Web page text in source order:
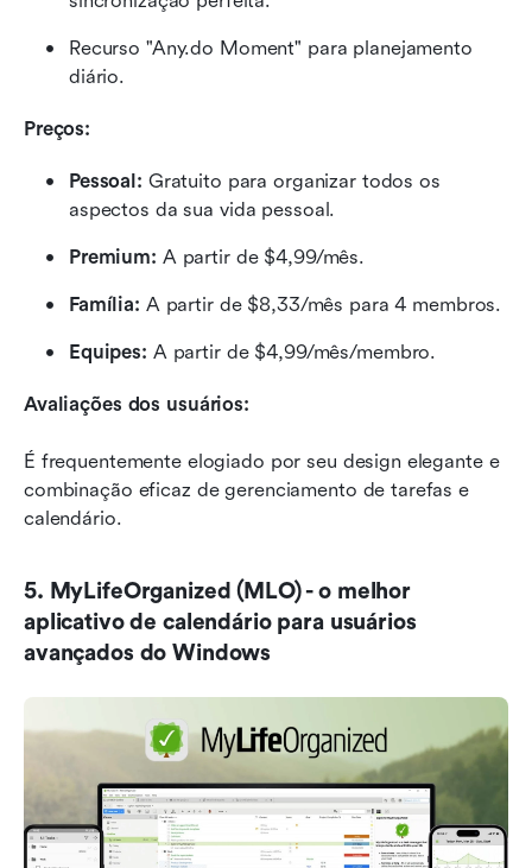
Recurso "Any.do Moment" para planejamento
diário.
Preços:
Pessoal: Gratuito para organizar todos os
aspectos da sua vida pessoal.
Premium: A partir de $4,99/mês.
Família: A partir de $8,33/mês para 4 membros.
Equipes: A partir de $4,99/mês/membro.
Avaliações dos usuários:
É frequentemente elogiado por seu design elegante e
combinação eficaz de gerenciamento de tarefas e
calendário.
5. MyLifeOrganized (MLO) - o melhor
aplicativo de calendário para usuários
avançados do Windows